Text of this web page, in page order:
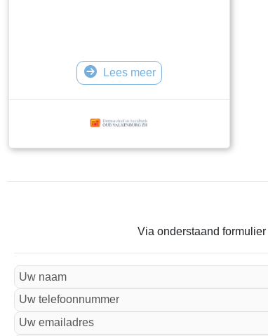
Lees meer
Via onderstaand